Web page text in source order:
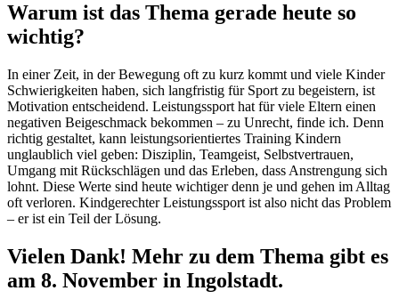
Warum ist das Thema gerade heute so
wichtig?
In einer Zeit, in der Bewegung oft zu kurz kommt und viele Kinder
Schwierigkeiten haben, sich langfristig für Sport zu begeistern, ist
Motivation entscheidend. Leistungssport hat für viele Eltern einen
negativen Beigeschmack bekommen – zu Unrecht, finde ich. Denn
richtig gestaltet, kann leistungsorientiertes Training Kindern
unglaublich viel geben: Disziplin, Teamgeist, Selbstvertrauen,
Umgang mit Rückschlägen und das Erleben, dass Anstrengung sich
lohnt. Diese Werte sind heute wichtiger denn je und gehen im Alltag
oft verloren. Kindgerechter Leistungssport ist also nicht das Problem
– er ist ein Teil der Lösung.
Vielen Dank! Mehr zu dem Thema gibt es
am 8. November in Ingolstadt.